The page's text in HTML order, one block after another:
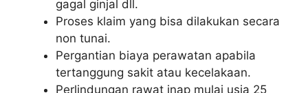
gagal ginjal dll.
Proses klaim yang bisa dilakukan secara
non tunai.
Pergantian biaya perawatan apabila
tertanggung sakit atau kecelakaan.
Perlindungan rawat inap mulai usia 25